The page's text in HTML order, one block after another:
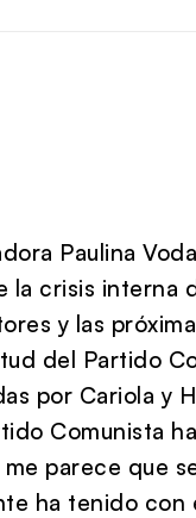
Paulina
la crisis interna
y las
del Partido
por Cariola y
Comunista
parece que
ha tenido con